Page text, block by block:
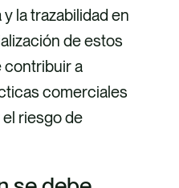
la trazabilidad en
de estos
contribuir a
comerciales
riesgo de